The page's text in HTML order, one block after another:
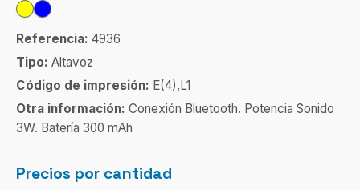
Referencia: 4936
Tipo: Altavoz
Código de impresión: E(4),L1
Otra información: Conexión Bluetooth. Potencia Sonido
3W. Batería 300 mAh
Precios por cantidad